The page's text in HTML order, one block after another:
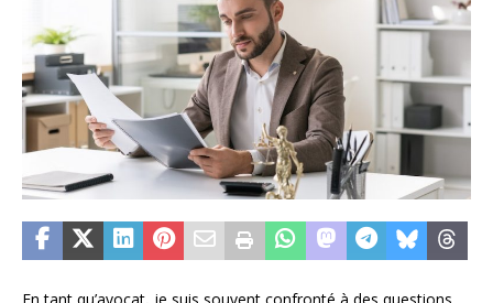
En tant qu’avocat, je suis souvent confronté à des questions